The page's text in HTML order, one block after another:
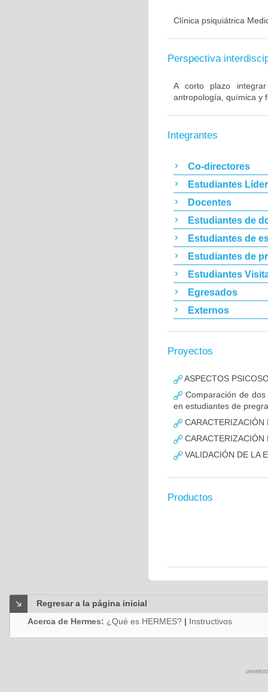
Clínica psiquiátrica
Perspectiva
A corto plazo
antropología, química y
Integrantes
Co-directores
Estudiantes
Docentes
Estudiantes de
Estudiantes de
Estudiantes de
Estudiantes
Egresados
Externos
Proyectos
ASPECTOS
Comparación de
en estudiantes de
CARACTERIZACIÓN
CARACTERIZACIÓN
VALIDACIÓN DE LA
Productos
Regresar a la página inicial
Acerca de Hermes: ¿Qué es HERMES? | Instructivos